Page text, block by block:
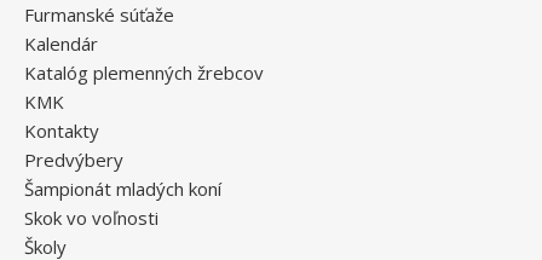
Furmanské súťaže
Kalendár
Katalóg plemenných žrebcov
KMK
Kontakty
Predvýbery
Šampionát mladých koní
Skok vo voľnosti
Školy